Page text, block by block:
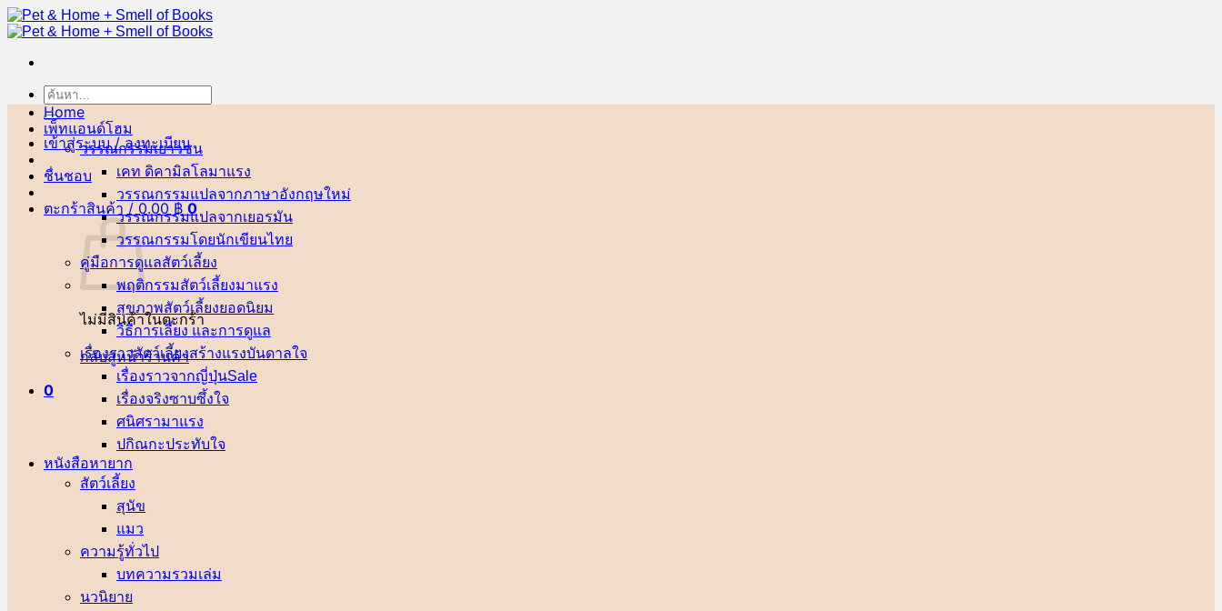
ข้าม
ไป
เนื้อหา
ค้นหา:
เข้าสู่ระบบ / ลงทะเบียน
ชื่นชอบ
ตะกร้าสินค้า / 0.00 ฿ 0
ไม่มีสินค้าในตะกร้า
กลับสู่หน้าร้านค้า
0
Home
เพ็ทแอนด์โฮม
วรรณกรรมเยาวชน
เคท ดิคามิลโล
วรรณกรรมแปลจากภาษาอังกฤษ
วรรณกรรมแปลจากเยอรมัน
วรรณกรรมโดยนักเขียนไทย
คู่มือการดูแลสัตว์เลี้ยง
พฤติกรรมสัตว์เลี้ยง
สุขภาพสัตว์เลี้ยง
วิธีการเลี้ยง และการดูแล
เรื่องราวสัตว์เลี้ยงสร้างแรงบันดาลใจ
เรื่องราวจากญี่ปุ่น
เรื่องจริงซาบซึ้งใจ
ศนิศรา
ปกิณกะประทับใจ
หนังสือหายาก
สัตว์เลี้ยง
สุนัข
แมว
ความรู้ทั่วไป
บทความรวมเล่ม
นวนิยาย